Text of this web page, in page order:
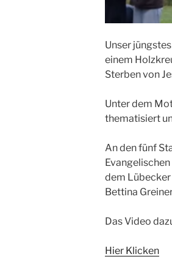
Unser
einem
Sterben von
Unter dem
thematisiert
An den fünf
dem Lübecker
Bettina
Das Video
Hier Klicken